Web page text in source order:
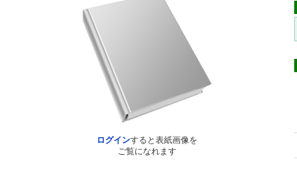
ログインすると表紙画像を
ご覧になれます